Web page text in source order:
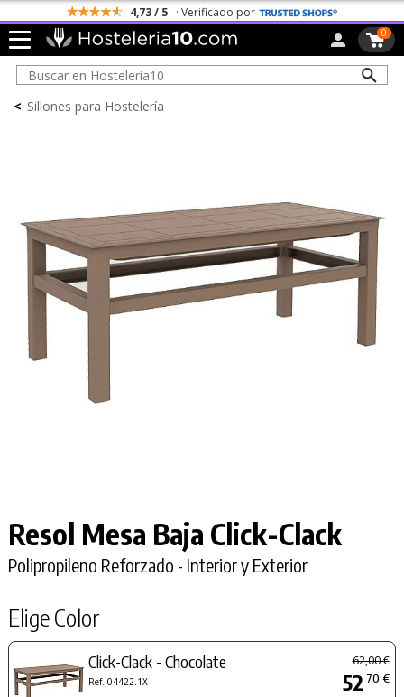
4,73 / 5 · Verificado por
0
< Sillones para Hostelería
Resol Mesa Baja Click-Clack
Polipropileno Reforzado - Interior y Exterior
Elige Color
Click-Clack - Chocolate
Ref. 04422.1X
62,00 €
52 70 €